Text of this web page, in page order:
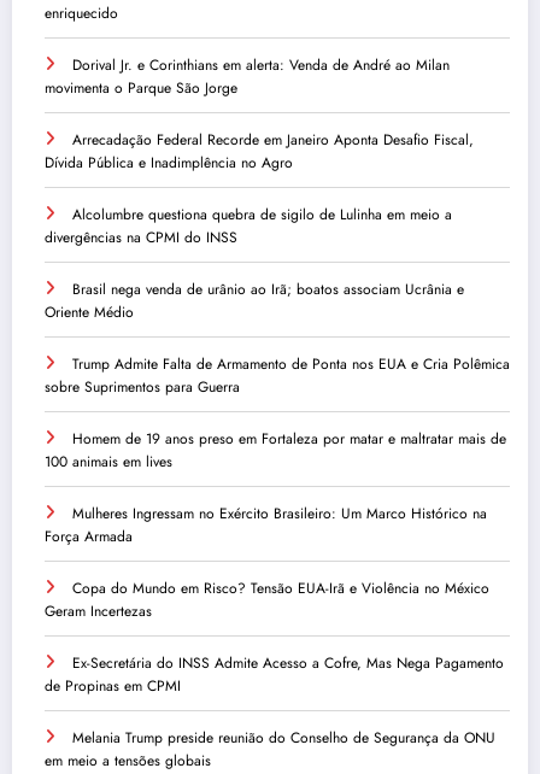
enriquecido
Dorival Jr. e Corinthians em alerta: Venda de André ao Milan
movimenta o Parque São Jorge
Arrecadação Federal Recorde em Janeiro Aponta Desafio Fiscal,
Dívida Pública e Inadimplência no Agro
Alcolumbre questiona quebra de sigilo de Lulinha em meio a
divergências na CPMI do INSS
Brasil nega venda de urânio ao Irã; boatos associam Ucrânia e
Oriente Médio
Trump Admite Falta de Armamento de Ponta nos EUA e Cria Polêmica
sobre Suprimentos para Guerra
Homem de 19 anos preso em Fortaleza por matar e maltratar mais de
100 animais em lives
Mulheres Ingressam no Exército Brasileiro: Um Marco Histórico na
Força Armada
Copa do Mundo em Risco? Tensão EUA-Irã e Violência no México
Geram Incertezas
Ex-Secretária do INSS Admite Acesso a Cofre, Mas Nega Pagamento
de Propinas em CPMI
Melania Trump preside reunião do Conselho de Segurança da ONU
em meio a tensões globais